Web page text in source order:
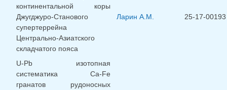
континентальной коры
Джугджуро-Станового
супертеррейна
Центрально-Азиатского
складчатого пояса
Ларин А.М. 25-17-00193
U-Pb изотопная
систематика Ca-Fe
гранатов рудоносных